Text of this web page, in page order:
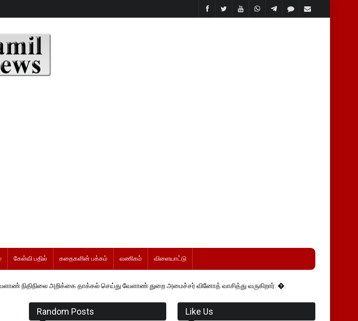
கேள்வி பதில் கதைகளின் பக்கம் வணிகம் விளையாட்டு
அறிக்கை தாக்கல் செய்து வேளாண் துறை அமைச்சர் வினோத் வாசித்து வருகிறார். �.
Random Posts Like Us